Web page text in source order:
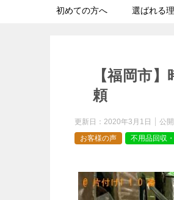
初めての方へ 選ばれる
【福岡市
頼
更新日： 2020年3月1日 公開
お客様の声
不用品回収